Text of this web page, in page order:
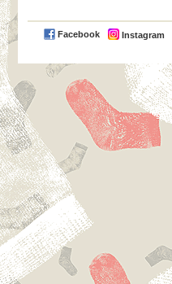
Facebook Instagram